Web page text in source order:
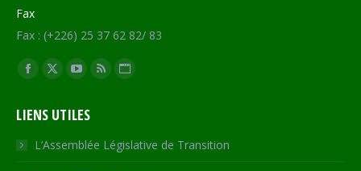
Fax
Fax : (+226) 25 37 62 82/ 83
Trouvez nous sur :
Facebook
opens
in
new
X
opens
in
new
YouTube
opens
in
new
RSS
in
new
Site
opens
in
LIENS UTILES
L’Assemblée Législative de Transition